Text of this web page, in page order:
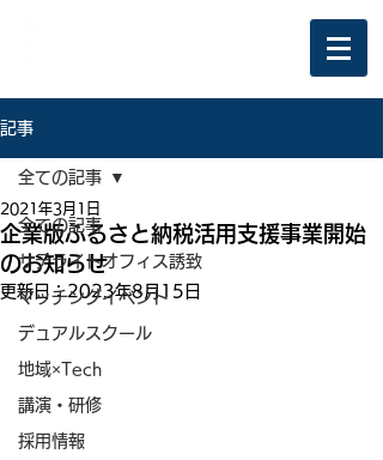
記事
全ての記事
サテライトオフィス誘致
マッチングイベント
デュアルスクール
地域×Tech
講演・研修
採用情報
全ての記事
企業版ふるさと納税活用支援事業開始
のお知らせ
2021年3月1日
更新日：2023年8月15日